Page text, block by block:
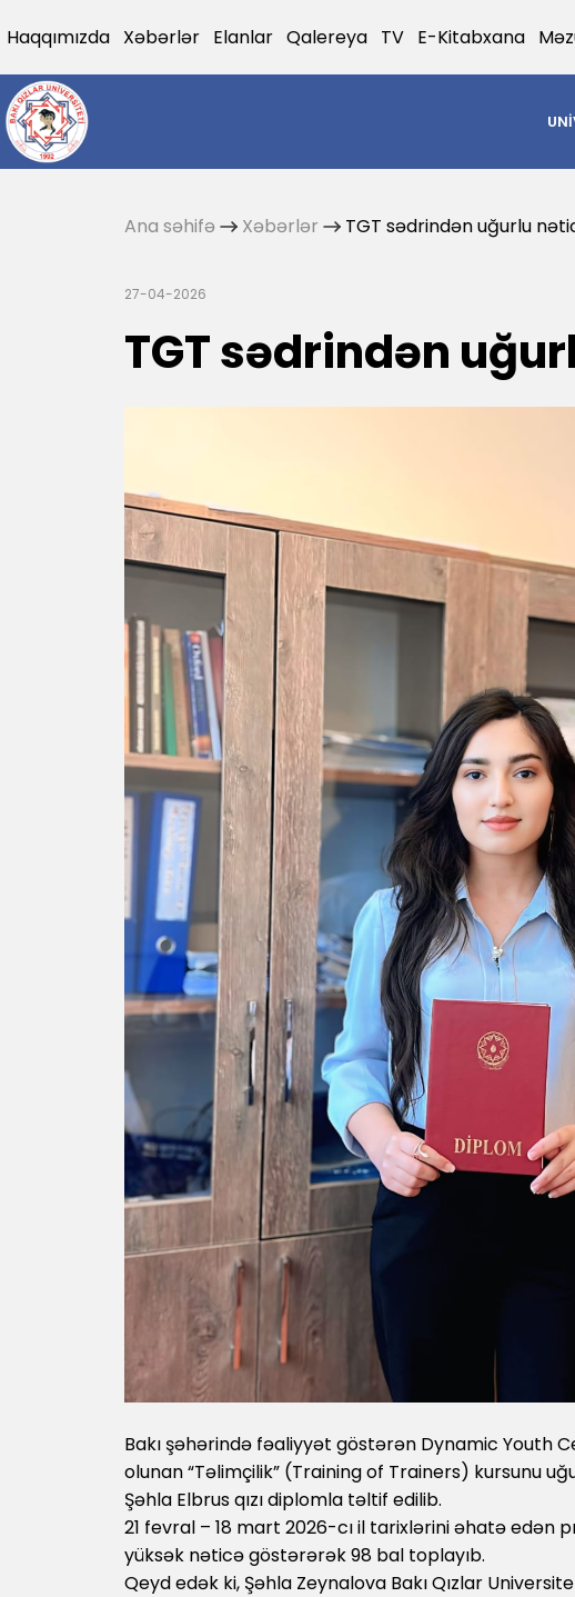
Haqqımızda Xəbərlər Elanlar Qalereya TV E-Kitabxana
Ana səhifə Xəbərlər TGT sədrindən uğurlu
27-04-2026
TGT sədrindən
Bakı şəhərində fəaliyyət göstərən Dynamic Youth
olunan “Təlimçilik” (Training of Trainers) kursunu
Şəhla Elbrus qızı diplomla təltif edilib.
21 fevral – 18 mart 2026-cı il tarixlərini əhatə edən
yüksək nəticə göstərərək 98 bal toplayıb.
Qeyd edək ki, Şəhla Zeynalova Bakı Qızlar